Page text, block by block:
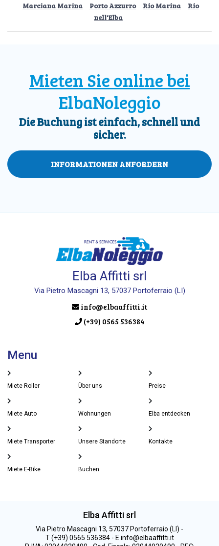
Marciana Marina
Porto Azzurro Rio Marina
Rio
nell'Elba
Mieten Sie online bei
ElbaNoleggio
Die Buchung ist einfach, schnell und
sicher.
INFORMATIONEN ANFORDERN
Elba Affitti srl
Via Pietro Mascagni 13, 57037 Portoferraio (LI)
info@elbaaffitti.it
(+39) 0565 536384
Menu
Miete Roller
Miete Auto
Miete Transporter
Miete E-Bike
Über uns
Wohnungen
Unsere Standorte
Buchen
Preise
Elba entdecken
Kontakte
Elba Affitti srl
Via Pietro Mascagni 13, 57037 Portoferraio (LI) -
T (+39) 0565 536384 - E info@elbaaffitti.it